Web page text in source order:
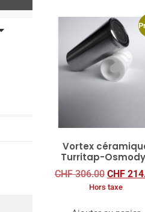
Vortex
Turritap-
CHF306.00 CHF
Hors taxe